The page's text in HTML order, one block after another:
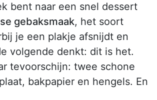
bent naar een snel dessert
gebaksmaak, het soort
je een plakje afsnijdt en
volgende denkt: dit is het.
tevoorschijn: twee schone
bakpapier en hengels. En